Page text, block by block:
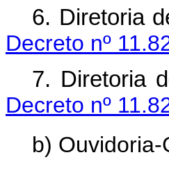
6. Diretoria
Decreto nº
7.
Decreto nº
b)